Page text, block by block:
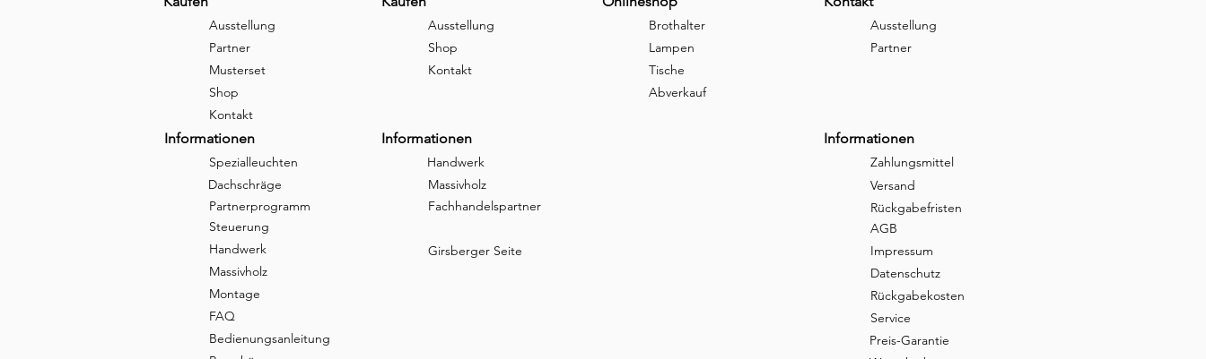
Ausstellung
Partner
Musterset
Ausstellung
Shop
Kontakt
Shop
Brothalter
Lampen
Tische
Abverkauf
Ausstellung
Partner
Kontakt
Informationen
Spezialleuchten
Partnerprogramm
Dachschräge
Steuerung
Handwerk
Massivholz
Informationen
Handwerk
Massivholz
Fachhandelspartner
Girsberger Seite
Montage
FAQ
Bedienungsanleitung
Informationen
Zahlungsmittel
Versand
Rückgabefristen
AGB
Impressum
Datenschutz
Rückgabekosten
Service
Preis-Garantie